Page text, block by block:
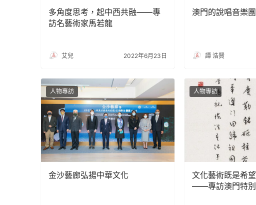
多角度思考，起中西共融——專
訪名藝術家馬若龍
艾兒 2022年6月23日
澳門的說唱音樂
譚 浩賢
人物專訪
金沙藝廊弘揚中華文化
人物專訪
文化藝術既是希
——專訪澳門特別